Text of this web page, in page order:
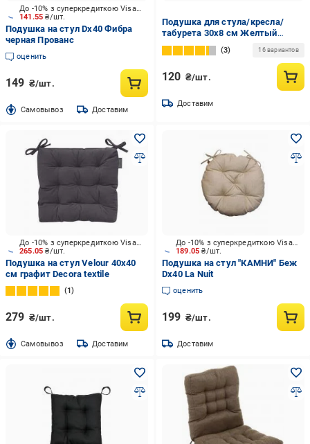
141.55₴/шт.
До -10% з суперкредиткою Visa Вигода
Подушка на стул Dх40 Фибра
черная Прованс
оценить
149 ₴/шт.
Cамовывоз Доставим
Подушка для стула/кресла/
табурета 30х8 см Желтый
(1865398070)
3 16 вариантов
120 ₴/шт.
Доставим
265.05₴/шт.
До -10% з суперкредиткою Visa Вигода
Подушка на стул Velour 40х40
см графит Decora textile
1
279 ₴/шт.
Cамовывоз Доставим
189.05₴/шт.
До -10% з суперкредиткою Visa Вигода
Подушка на стул "КАМНИ" Беж
Dх40 La Nuit
оценить
199 ₴/шт.
Доставим